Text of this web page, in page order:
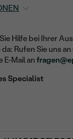
Hilfe bei Ihrer
Rufen Sie uns
E-Mail an
Specialist